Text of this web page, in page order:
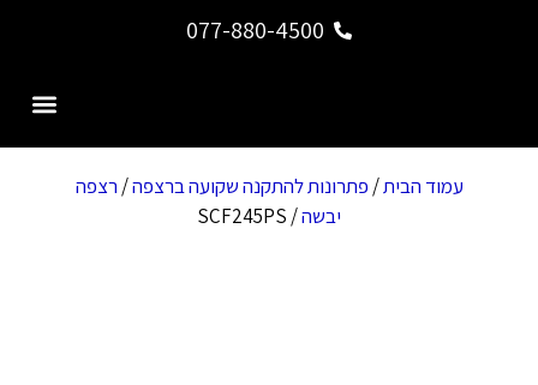
077-880-4500
עמוד הבית/ פתרונות להתקנה שקועה ברצפה/ רצפה
יבשה/ SCF245PS